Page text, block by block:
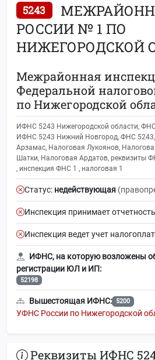
5243
РОССИИ № 1 ПО
НИЖЕГОРОДСКОЙ
Межрайонная
Федеральной
по Нижегородской
ИФНС 5243 Нижегородской области,
ИФНС 5243 Нижний Новгород, ФНС
Арзамас, Налоговая Лукоянов,
Шатки, Налоговая Ардатов, реквизиты
, инспекция ФНС 1 , налоговая 1
Статус: недействующая
Инспекция принимает
Инспекция ведет учет
ИФНС, на которую возложены
регистрации ЮЛ и ИП:
52198
Вышестоящая ИФНС: 5200
УФНС России по Нижегородской
Реквизиты ИФНС